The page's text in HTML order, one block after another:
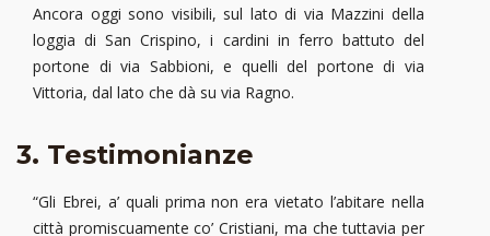
Ancora oggi sono visibili, sul lato di via Mazzini della
loggia di San Crispino, i cardini in ferro battuto del
portone di via Sabbioni, e quelli del portone di via
Vittoria, dal lato che dà su via Ragno.
3. Testimonianze
“Gli Ebrei, a’ quali prima non era vietato l’abitare nella
città promiscuamente co’ Cristiani, ma che tuttavia per